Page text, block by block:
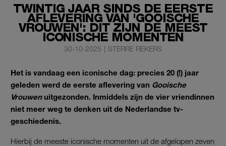
TWINTIG JAAR SINDS DE EERSTE
AFLEVERING VAN 'GOOISCHE
VROUWEN': DIT ZIJN DE MEEST
ICONISCHE MOMENTEN
30-10-2025 | STERRE REKERS
Het is vandaag een iconische dag: precies 20 (!) jaar
geleden werd de eerste aflevering van Gooische
Vrouwenuitgezonden. Inmiddels zijn de vier vriendinnen
niet meer weg te denken uit de Nederlandse tv-
geschiedenis.
Hierbij de meeste iconische momenten uit de afgelopen zeven